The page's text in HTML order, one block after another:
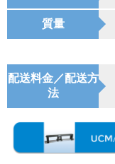
質量
配送料金／配送方
法